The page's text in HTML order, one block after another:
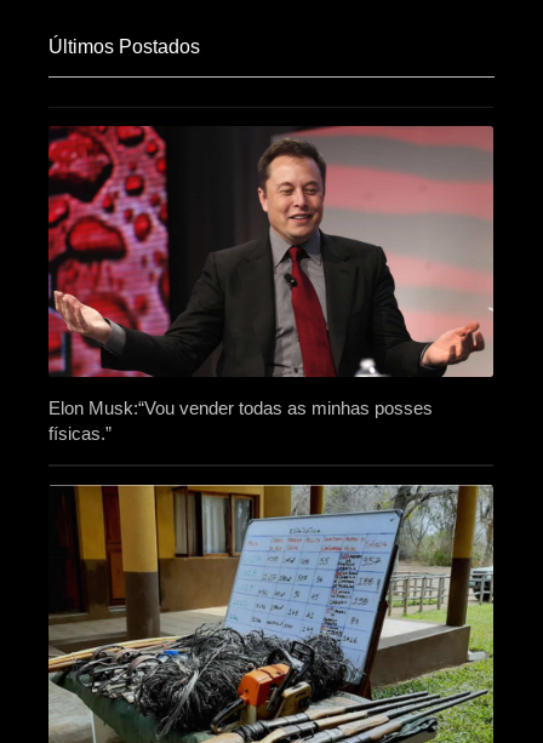
Últimos Postados
Elon Musk:“Vou vender todas as minhas posses
físicas.”